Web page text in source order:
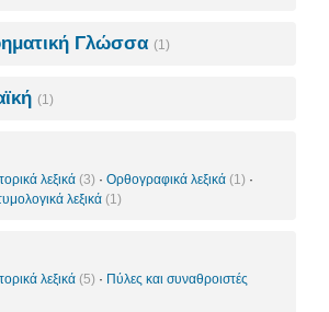
Γλώσσα (1)
(1)
λεξικά (3) · Ορθογραφικά λεξικά (1) ·
λεξικά (1)
λεξικά (5) · Πύλες και συναθροιστές